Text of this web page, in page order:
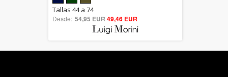
out of 5
Tallas 44 a 74
Desde: 54,95 EUR49,46 EUR